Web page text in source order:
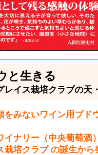
と生きる
イス栽培クラブの天
をみないワイン用ブド
イナリー（中央葡萄
栽培クラブ の誕生か